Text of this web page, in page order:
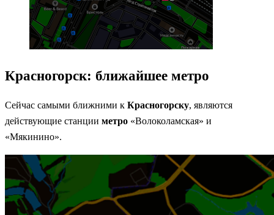
Красногорск: ближайшее метро
Сейчас самыми ближними к Красногорску, являются
действующие станции метро «Волоколамская» и
«Мякинино».